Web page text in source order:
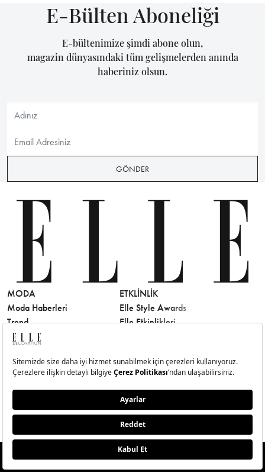
E-Bülten Aboneliği
E-bültenimize şimdi abone olun,
magazin dünyasındaki tüm gelişmelerden anında
haberiniz olsun.
GÖNDER
MODA
Moda Haberleri
Trend
Stil
Defile
Mücevher & Saat
ETKLINLIK
Elle Style Awards
Elle Etkinlikleri
Makyaj
Parfüm